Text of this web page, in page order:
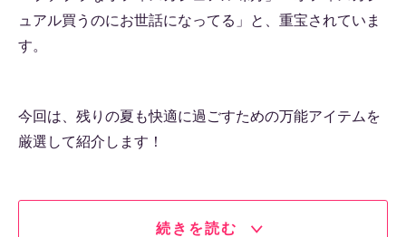
ュアル買うのにお世話になってる」と、重宝されていま
す。
今回は、残りの夏も快適に過ごすための万能アイテムを
厳選して紹介します！
続きを読む